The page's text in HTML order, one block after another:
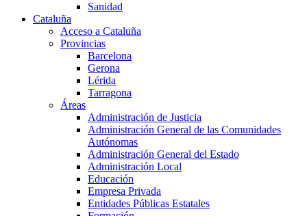
Sanidad
Cataluña
Acceso a Cataluña
Provincias
Barcelona
Gerona
Lérida
Tarragona
Áreas
Administración de Justicia
Administración General de las Comunidades
Autónomas
Administración General del Estado
Administración Local
Educación
Empresa Privada
Entidades Públicas Estatales